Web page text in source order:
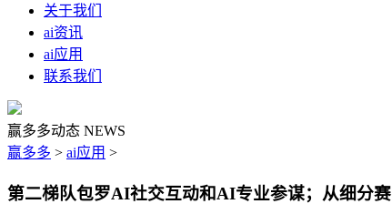
关于我们
ai资讯
ai应用
联系我们
赢多多动态 NEWS
赢多多 > ai应用 >
第二梯队包罗AI社交互动和AI专业参谋；从细分赛